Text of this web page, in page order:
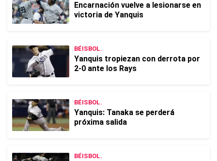
Encarnación vuelve a lesionarse en
victoria de Yanquis
BÉISBOL.
Yanquis tropiezan con derrota por
2-0 ante los Rays
BÉISBOL.
Yanquis: Tanaka se perderá
próxima salida
BÉISBOL.